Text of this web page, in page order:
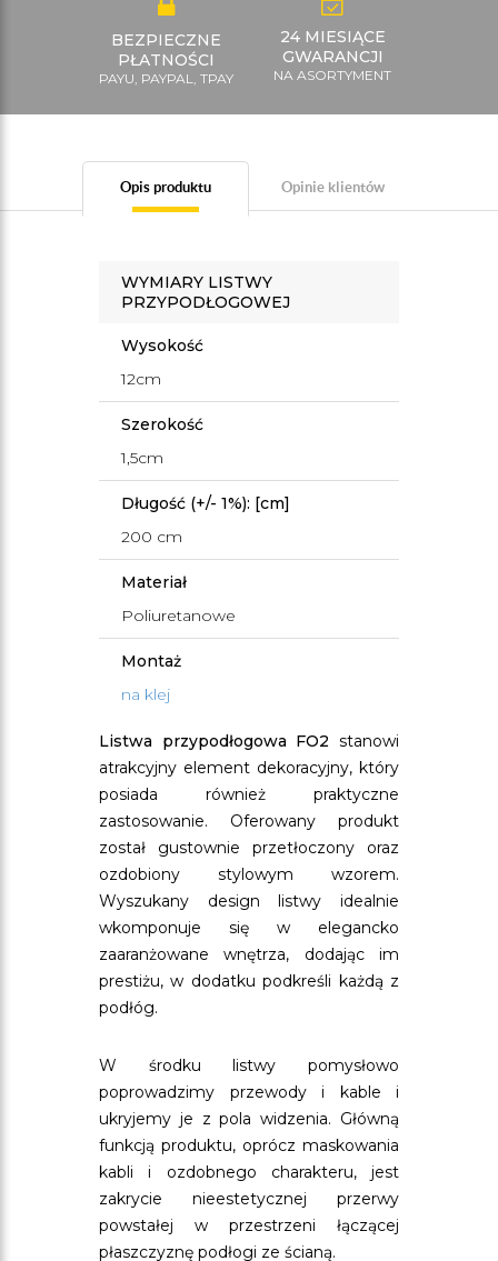
BEZPIECZNE
PŁATNOŚCI
PAYU, PAYPAL, TPAY
24 MIESIĄCE
GWARANCJI
NA ASORTYMENT
Opis produktu Opinie klientów
WYMIARY LISTWY
PRZYPODŁOGOWEJ
Wysokość
12cm
Szerokość
1,5cm
Długość (+/- 1%): [cm]
200 cm
Materiał
Poliuretanowe
Montaż
na klej
Listwa przypodłogowa FO2 stanowi
atrakcyjny element dekoracyjny, który
posiada również praktyczne
zastosowanie. Oferowany produkt
został gustownie przetłoczony oraz
ozdobiony stylowym wzorem.
Wyszukany design listwy idealnie
wkomponuje się w elegancko
zaaranżowane wnętrza, dodając im
prestiżu, w dodatku podkreśli każdą z
podłóg.
W środku listwy pomysłowo
poprowadzimy przewody i kable i
ukryjemy je z pola widzenia. Główną
funkcją produktu, oprócz maskowania
kabli i ozdobnego charakteru, jest
zakrycie nieestetycznej przerwy
powstałej w przestrzeni łączącej
płaszczyznę podłogi ze ścianą.